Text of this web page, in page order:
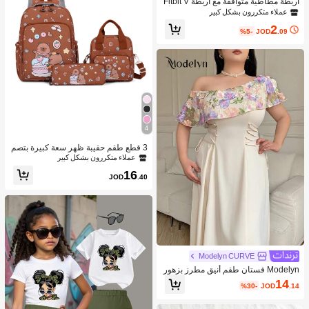
بطة ساعة ذكية من نايلون ناعم ل- Fitbit
عملاء متكررون بشكل كبير
JOD2 .09
%5-
Modelyn CURVE
Modelyn فستان طقم أنيق مطرز بزهور
بخامة إضافية مع ياقة غير متماثلة الحجم
JOD14.14
%30-
4
3 قطع طقم حقيبة ظهر سعة كبيرة بتصم
يم كابيبارا الكرتوني الجميل، مناسبة للمد
عملاء متكررون بشكل كبير
JOD16.40